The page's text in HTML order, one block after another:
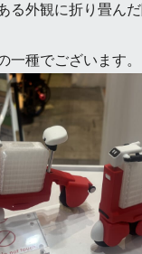
る外観に折り畳ん
一種でございます。